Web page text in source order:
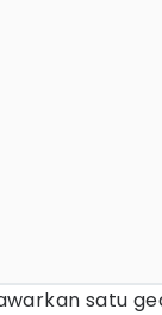
satu